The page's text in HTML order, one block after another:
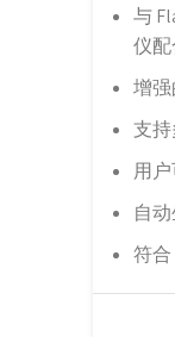
与
仪
增
支
用
自
符合